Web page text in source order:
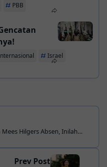
PBB
Israel
Hilgers Absen, Inilah
Prev Post